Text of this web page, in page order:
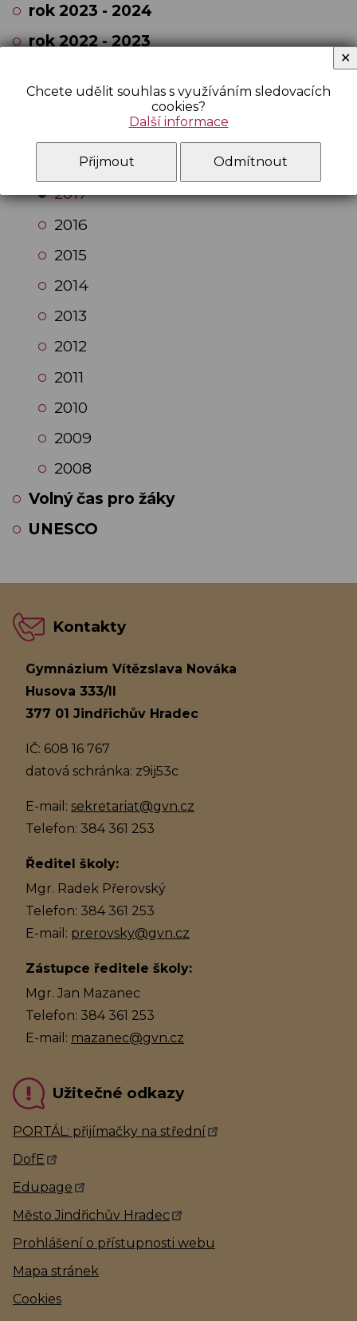
rok 2023 - 2024
rok 2022 - 2023
rok 2020 - 2021
Archiv 2008-2018
2018
2017
2016
2015
2014
2013
2012
2011
2010
2009
2008
Volný čas pro žáky
UNESCO
Kontakty
Gymnázium Vítězslava Nováka
Husova 333/II
377 01 Jindřichův Hradec
IČ: 608 16 767
datová schránka: z9ij53c
E-mail: sekretariat@gvn.cz
Telefon: 384 361 253
Ředitel školy:
Mgr. Radek Přerovský
Telefon: 384 361 253
E-mail: prerovsky@gvn.cz
Zástupce ředitele školy:
Mgr. Jan Mazanec
Telefon: 384 361 253
E-mail: mazanec@gvn.cz
Užitečné odkazy
PORTÁL: přijímačky na střední
DofE
Edupage
Město Jindřichův Hradec
Prohlášení o přístupnosti webu
Mapa stránek
Cookies
Chcete udělit souhlas s využíváním sledovacích
cookies?
Další informace
Přijmout Odmítnout
✕